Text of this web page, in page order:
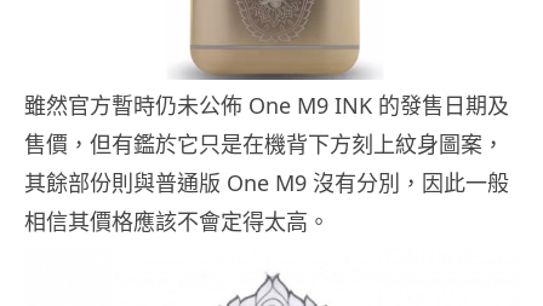
雖然官方暫時仍未公佈 One M9 INK 的發售日期及
售價，但有鑑於它只是在機背下方刻上紋身圖案，
其餘部份則與普通版 One M9 沒有分別，因此一般
相信其價格應該不會定得太高。